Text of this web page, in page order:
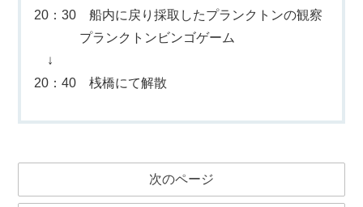
20：30 船内に戻り採取したプランクトンの観察
プランクトンビンゴゲーム
↓
20：40 桟橋にて解散
次のページ